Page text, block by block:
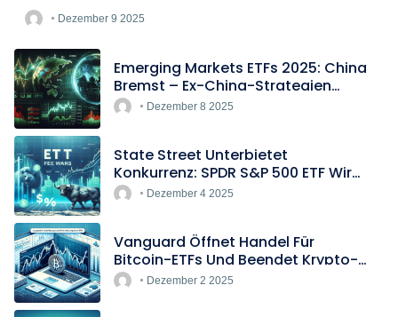
Dezember 9 2025
Emerging Markets ETFs 2025: China
Bremst – Ex-China-Strategien
BoomenDezember 8 2025
State Street Unterbietet
Konkurrenz: SPDR S&P 500 ETF Wird
Europas Günstigster Indextracker
Dezember 4 2025
Vanguard Öffnet Handel Für
Bitcoin-ETFs Und Beendet Krypto-
BlockadeDezember 2 2025